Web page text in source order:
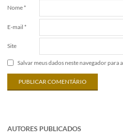
Nome *
E-mail *
Site
Salvar meus dados neste navegador para
AUTORES PUBLICADOS